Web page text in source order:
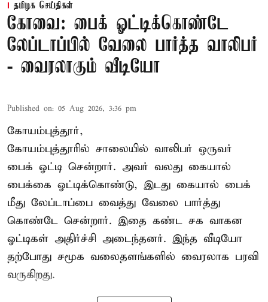
தமிழக செய்திகள்
கோவை: பைக் ஓட்டிக்கொண்டே
லேப்டாப்பில் வேலை பார்த்த வாலிபர்
- வைரலாகும் வீடியோ
Published on: 05 Aug 2026, 3:36 pm
கோயம்புத்தூர்,
கோயம்புத்தூரில் சாலையில் வாலிபர் ஒருவர்
பைக் ஓட்டி சென்றார். அவர் வலது கையால்
பைக்கை ஓட்டிக்கொண்டு, இடது கையால் பைக்
மீது லேப்டாப்பை வைத்து வேலை பார்த்து
கொண்டே சென்றார். இதை கண்ட சக வாகன
ஓட்டிகள் அதிர்ச்சி அடைந்தனர். இந்த வீடியோ
தற்போது சமூக வலைதளங்களில் வைரலாக பரவி
வருகிறது.